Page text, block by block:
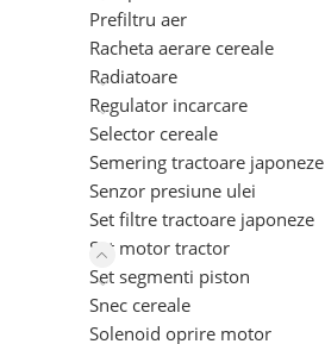
Prefiltru aer
Racheta aerare cereale
Radiatoare
Regulator incarcare
Selector cereale
Semering tractoare japoneze
Senzor presiune ulei
Set filtre tractoare japoneze
Set motor tractor
Set segmenti piston
Snec cereale
Solenoid oprire motor